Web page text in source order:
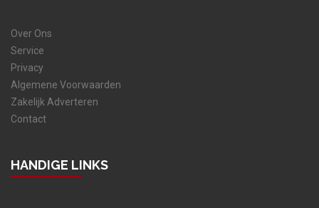
Over Ons
Service
Privacy
Algemene Voorwaarden
Zakelijk Adverteren
Contact
HANDIGE LINKS